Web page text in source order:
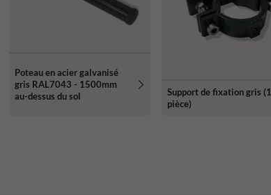
Poteau en acier galvanisé
gris RAL7043 - 1500mm
au-dessus du sol
Support de fixation gris (1
pièce)